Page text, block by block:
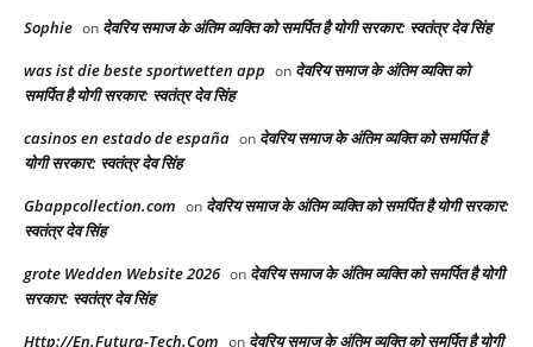
Sophie on देवरिय समाज के अंतिम व्यक्ति को समर्पित है योगी सरकार: स्वतंत्र देव सिंह
was ist die beste sportwetten app on देवरिय समाज के अंतिम व्यक्ति को
समर्पित है योगी सरकार: स्वतंत्र देव सिंह
casinos en estado de españa on देवरिय समाज के अंतिम व्यक्ति को समर्पित है
योगी सरकार: स्वतंत्र देव सिंह
Gbappcollection.com on देवरिय समाज के अंतिम व्यक्ति को समर्पित है योगी सरकार:
स्वतंत्र देव सिंह
grote Wedden Website 2026 on देवरिय समाज के अंतिम व्यक्ति को समर्पित है योगी
सरकार: स्वतंत्र देव सिंह
Http://En.Futura-Tech.Com on देवरिय समाज के अंतिम व्यक्ति को समर्पित है योगी